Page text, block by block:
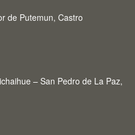
de Putemun, Castro
– San Pedro de La Paz,